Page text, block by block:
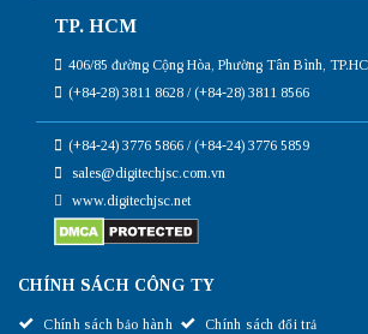
TP. HCM
406/85 đường Cộng Hòa, Phường Tân Bình,
(+84-28) 3811 8628 / (+84-28) 3811 8566
(+84-24) 3776 5866 / (+84-24) 3776 5859
sales@digitechjsc.com.vn
www.digitechjsc.net
CHÍNH SÁCH CÔNG TY
Chính sách bảo hành Chính sách đổi trả